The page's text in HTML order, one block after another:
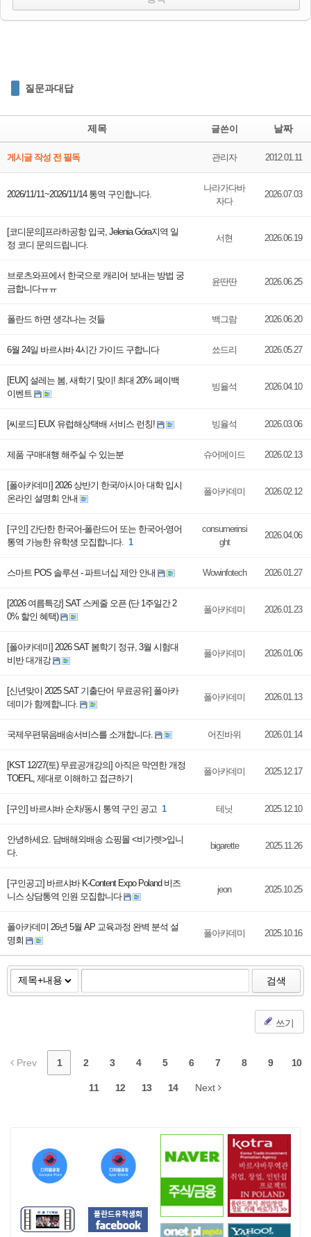
질문과대답
제목 글쓴이 날짜
게시글 작성 전 필독 관리자 2012.01.11
2026/11/11~2026/11/14 통역 구인합니다.
나라가다바
자다
2026.07.03
[코디문의]프라하공항 입국, Jelenia Góra지역 일
정 코디 문의드립니다.
서현 2026.06.19
브로츠와프에서 한국으로 캐리어 보내는 방법 궁
금합니다ㅠㅠ
윤딴딴 2026.06.25
폴란드 하면 생각나는 것들 백그람 2026.06.20
6월 24일 바르샤바 4시간 가이드 구합니다 쑈드리 2026.05.27
[EUX] 설레는 봄, 새학기 맞이! 최대 20% 페이백
이벤트
빙율석 2026.04.10
[씨로드] EUX 유럽해상택배 서비스 런칭! 빙율석 2026.03.06
제품 구매대행 해주실 수 있는분 슈어메이드 2026.02.13
[폴아카데미] 2026 상반기 한국/아시아 대학 입시
온라인 설명회 안내
폴아카데미 2026.02.12
[구인] 간단한 한국어-폴란드어 또는 한국어-영어
통역 가능한 유학생 모집합니다. 1
consumerinsi
ght
2026.04.06
스마트 POS 솔루션 - 파트너십 제안 안내 Wowinfotech 2026.01.27
[2026 여름특강] SAT 스케줄 오픈 (단 1주일간 2
0% 할인 혜택)
폴아카데미 2026.01.23
[폴아카데미] 2026 SAT 봄학기 정규, 3월 시험대
비반 대개강
폴아카데미 2026.01.06
[신년맞이 2025 SAT 기출단어 무료공유] 폴아카
데미가 함께합니다.
폴아카데미 2026.01.13
국제우편묶음배송서비스를 소개합니다. 어진바위 2026.01.14
[KST 12/27(토) 무료공개강의] 아직은 막연한 개정
TOEFL, 제대로 이해하고 접근하기
폴아카데미 2025.12.17
[구인] 바르샤바 순차/동시 통역 구인 공고 1 테닛 2025.12.10
안녕하세요. 담배해외배송 쇼핑몰 <비가렛>입니
다.
bigarette 2025.11.26
[구인공고] 바르샤바 K-Content Expo Poland 비즈
니스 상담통역 인원 모집합니다
jeon 2025.10.25
폴아카데미 26년 5월 AP 교육과정 완벽 분석 설
명회
폴아카데미 2025.10.16
검색
쓰기
Prev 1 2 3 4 5 6 7 8 9 10
11 12 13 14 Next